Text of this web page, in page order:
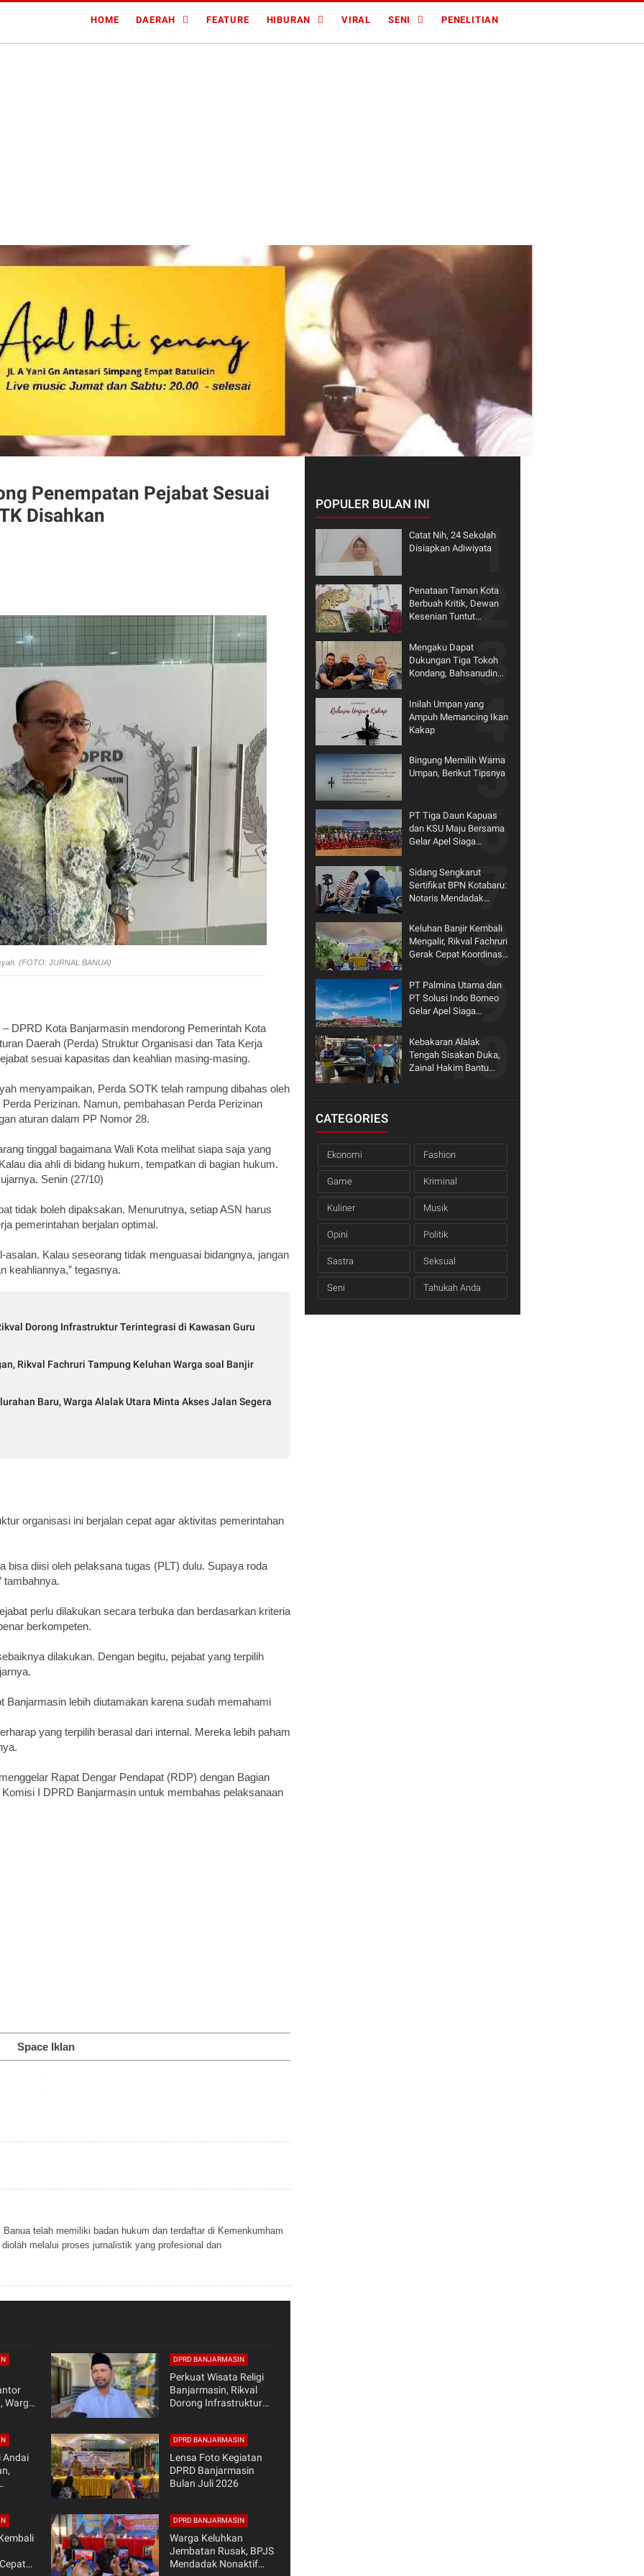
HOME DAERAH FEATURE HIBURAN VIRAL SENI PENELITIAN
Penempatan Pejabat Sesuai
Disahkan
(FOTO: JURNAL BANUA)
– DPRD Kota Banjarmasin mendorong Pemerintah Kota
Daerah (Perda) Struktur Organisasi dan Tata Kerja
sesuai kapasitas dan keahlian masing-masing.
menyampaikan, Perda SOTK telah rampung dibahas oleh
Perizinan. Namun, pembahasan Perda Perizinan
aturan dalam PP Nomor 28.
tinggal bagaimana Wali Kota melihat siapa saja yang
dia ahli di bidang hukum, tempatkan di bagian hukum.
Senin (27/10)
tidak boleh dipaksakan. Menurutnya, setiap ASN harus
pemerintahan berjalan optimal.
asalan. Kalau seseorang tidak menguasai bidangnya, jangan
keahliannya,” tegasnya.
Dorong Infrastruktur Terintegrasi di Kawasan Guru
Rikval Fachruri Tampung Keluhan Warga soal Banjir
Baru, Warga Alalak Utara Minta Akses Jalan Segera
organisasi ini berjalan cepat agar aktivitas pemerintahan
bisa diisi oleh pelaksana tugas (PLT) dulu. Supaya roda
tambahnya.
perlu dilakukan secara terbuka dan berdasarkan kriteria
berkompeten.
dilakukan. Dengan begitu, pejabat yang terpilih
Banjarmasin lebih diutamakan karena sudah memahami
yang terpilih berasal dari internal. Mereka lebih paham
Rapat Dengar Pendapat (RDP) dengan Bagian
I DPRD Banjarmasin untuk membahas pelaksanaan
Space Iklan
telah memiliki badan hukum dan terdaftar di Kemenkumham
melalui proses jurnalistik yang profesional dan
Warga
DPRD BANJARMASIN
Perkuat Wisata Religi
Banjarmasin, Rikval
Dorong Infrastruktur
Andai
DPRD BANJARMASIN
Lensa Foto Kegiatan
DPRD Banjarmasin
Bulan Juli 2026
DPRD BANJARMASIN
Warga Keluhkan
Jembatan Rusak, BPJS
Mendadak Nonaktif
POPULER BULAN INI
Catat Nih, 24 Sekolah
Disiapkan Adiwiyata
Penataan Taman Kota
Berbuah Kritik, Dewan
Kesenian Tuntut
Warisan Seni
Mengaku Dapat
Dukungan Tiga Tokoh
Kondang, Bahsanudin
Pilkada Tanbu
Inilah Umpan yang
Ampuh Memancing Ikan
Kakap
Bingung Memilih Warna
Umpan, Berikut Tipsnya
PT Tiga Daun Kapuas
dan KSU Maju Bersama
Gelar Apel Siaga
Sidang Sengkarut
Sertifikat BPN Kotabaru:
Notaris Mendadak
Keluhan Banjir Kembali
Mengalir, Rikval Fachruri
Gerak Cepat Koordinasi
PT Palmina Utama dan
PT Solusi Indo Borneo
Gelar Apel Siaga
Bantuan Fire Pump
untuk KTPA Binaan
Kebakaran Alalak
Tengah Sisakan Duka,
Zainal Hakim Bantu
CATEGORIES
Ekonomi Fashion
Game Kriminal
Kuliner Musik
Opini Politik
Sastra Seksual
Seni Tahukah Anda